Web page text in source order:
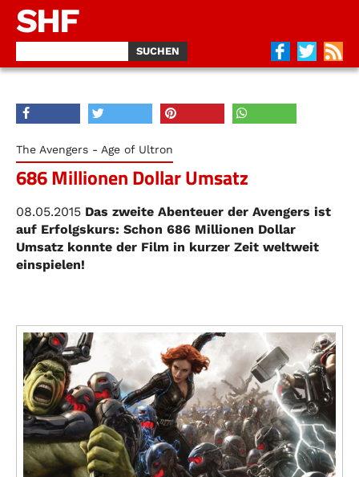
SHF
The Avengers - Age of Ultron
686 Millionen Dollar Umsatz
08.05.2015 Das zweite Abenteuer der Avengers ist
auf Erfolgskurs: Schon 686 Millionen Dollar
Umsatz konnte der Film in kurzer Zeit weltweit
einspielen!